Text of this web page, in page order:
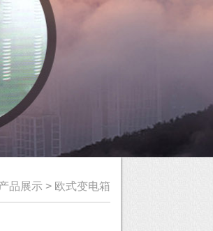
品展示 > 欧式变电箱